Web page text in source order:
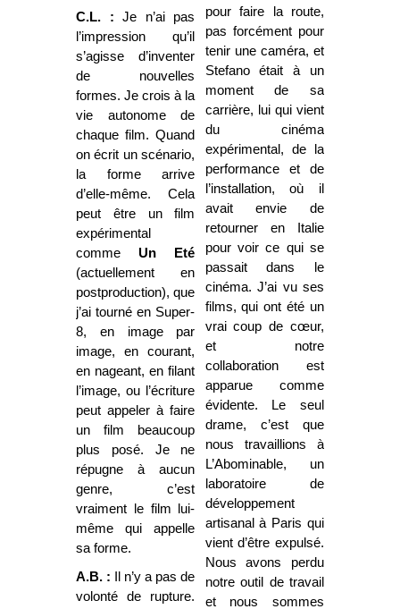
C.L. : Je n’ai pas
l’impression qu’il
s’agisse d’inventer
de nouvelles
formes. Je crois à la
vie autonome de
chaque film. Quand
on écrit un scénario,
la forme arrive
d’elle-même. Cela
peut être un film
expérimental
commeUn Eté
(actuellement en
postproduction), que
j’ai tourné en Super-
8, en image par
image, en courant,
en nageant, en filant
l’image, ou l’écriture
peut appeler à faire
un film beaucoup
plus posé. Je ne
répugne à aucun
genre, c’est
vraiment le film lui-
même qui appelle
sa forme.
A.B. : Il n’y a pas de
volonté de rupture.
pour faire la route,
pas forcément pour
tenir une caméra, et
Stefano était à un
moment de sa
carrière, lui qui vient
du cinéma
expérimental, de la
performance et de
l’installation, où il
avait envie de
retourner en Italie
pour voir ce qui se
passait dans le
cinéma. J’ai vu ses
films, qui ont été un
vrai coup de cœur,
et notre
collaboration est
apparue comme
évidente. Le seul
drame, c’est que
nous travaillions à
L’Abominable, un
laboratoire de
développement
artisanal à Paris qui
vient d’être expulsé.
Nous avons perdu
notre outil de travail
et nous sommes